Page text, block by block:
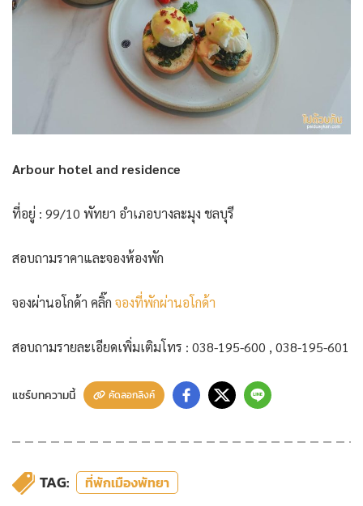
Arbour hotel and residence
ที่อยู่ : 99/10 พัทยา อำเภอบางละมุง ชลบุรี
สอบถามราคาและจองห้องพัก
จองผ่านอโกด้า คลิ๊ก จองที่พักผ่านอโกด้า
สอบถามรายละเอียดเพิ่มเติมโทร : 038-195-600 , 038-195-601
แชร์บทความนี้ คัดลอกลิงค์
TAG: ที่พักเมืองพัทยา